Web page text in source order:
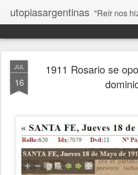
utopiasargentinas "Reír nos hizo invencibles. No como los que
JUL
16
1911 Rosario se